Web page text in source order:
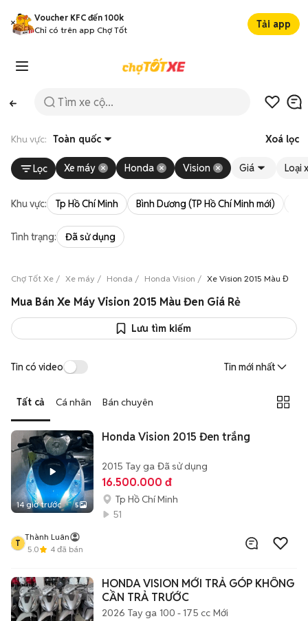
Voucher KFC đến 100k
Chỉ có trên app Chợ Tốt
Tải app
Khu vực: Toàn quốc Xoá lọc
Lọc Xe máy Honda Vision Giá Loại
Khu vực: Tp Hồ Chí Minh Bình Dương (TP Hồ Chí Minh mới)
Tình trạng: Đã sử dụng
Chợ Tốt Xe Xe máy Honda Honda Vision Xe Vision 2015 Màu Đen
Mua Bán Xe Máy Vision 2015 Màu Đen Giá Rẻ
Lưu tìm kiếm
Tin có video Tin mới nhất
Tất cả Cá nhân Bán chuyên
14 giờ trước 5
Honda Vision 2015 Đen trắng
2015 Tay ga Đã sử dụng
16.500.000 đ
Tp Hồ Chí Minh
51
T
Thành Luân
5.0
4 đã bán
HONDA VISION MỚI TRẢ GÓP KHÔNG
CẦN TRẢ TRƯỚC
2026 Tay ga 100 - 175 cc Mới